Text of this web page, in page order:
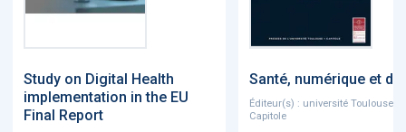
Study on Digital Health
implementation in the EU
Final Report
Santé, numérique et
Éditeur(s) : université Toulouse 1
Capitole